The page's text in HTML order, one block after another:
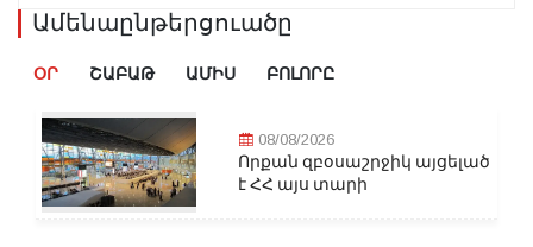
Ամենաընթերցուածը
ՕՐ ՇԱԲԱԹ ԱՄԻՍ ԲՈԼՈՐԸ
08/08/2026
Որքան զբօսաշրջիկ այցելած
է ՀՀ այս տարի